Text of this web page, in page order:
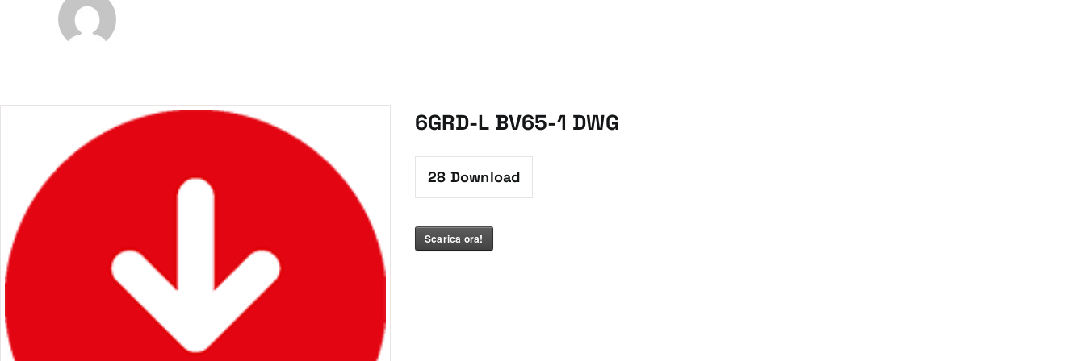
6GRD-L BV65-1 DWG
28 Download
Scarica ora!